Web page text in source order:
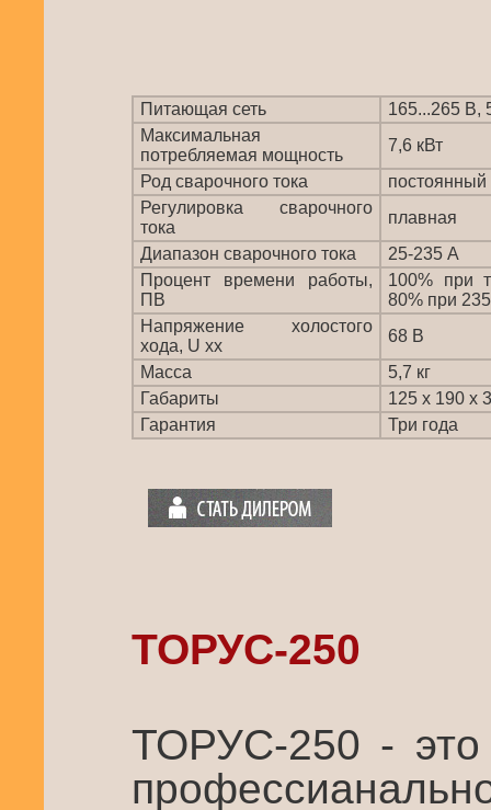
Питающая сеть
165...265 В,
Максимальная
потребляемая мощность
7,6 кВт
Род сварочного тока
постоянный
Регулировка сварочного
тока
плавная
Диапазон сварочного тока
25-235 А
Процент времени работы,
ПВ
100% при
80% при
Напряжение холостого
хода, U xx
68 В
Масса
5,7 кг
Габариты
125 х 190 х
Гарантия
Три года
ТОРУС-250
ТОРУС-250 -